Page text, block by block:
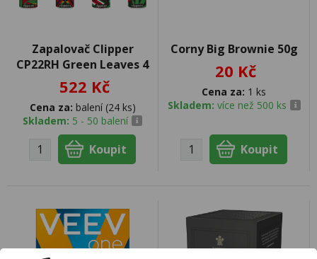
Zapalovač Clipper
CP22RH Green Leaves 4
522 Kč
Cena za: balení (24 ks)
Skladem: 5 - 50 balení
Corny Big Brownie 50g
20 Kč
Cena za: 1 ks
Skladem: více než 500 ks